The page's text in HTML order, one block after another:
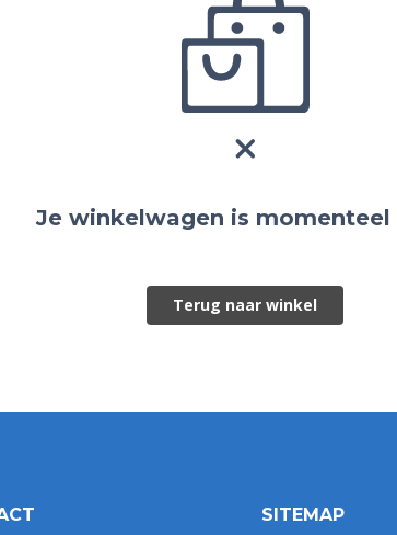
Je winkelwagen is momenteel
Terug naar winkel
SITEMAP